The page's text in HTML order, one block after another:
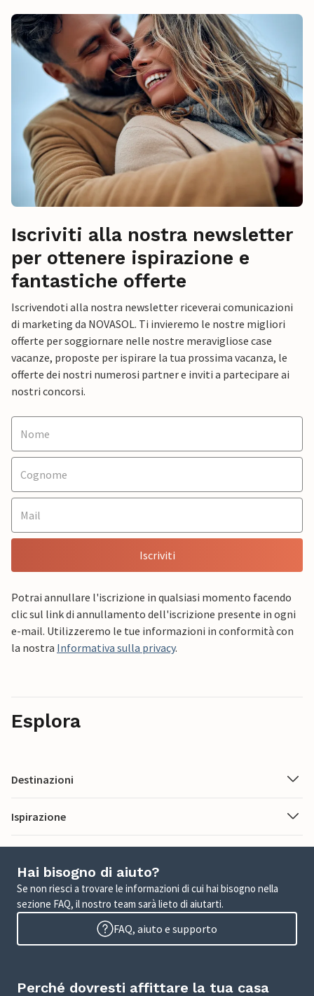
Iscriviti alla nostra newsletter
per ottenere ispirazione e
fantastiche offerte
Iscrivendoti alla nostra newsletter riceverai comunicazioni
di marketing da NOVASOL. Ti invieremo le nostre migliori
offerte per soggiornare nelle nostre meravigliose case
vacanze, proposte per ispirare la tua prossima vacanza, le
offerte dei nostri numerosi partner e inviti a partecipare ai
nostri concorsi.
Iscriviti
Potrai annullare l'iscrizione in qualsiasi momento facendo
clic sul link di annullamento dell'iscrizione presente in ogni
e-mail. Utilizzeremo le tue informazioni in conformità con
la nostra Informativa sulla privacy.
Esplora
Destinazioni
Ispirazione
Hai bisogno di aiuto?
Se non riesci a trovare le informazioni di cui hai bisogno nella
sezione FAQ, il nostro team sarà lieto di aiutarti.
FAQ, aiuto e supporto
Perché dovresti affittare la tua casa